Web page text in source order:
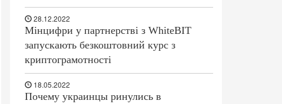
28.12.2022
Мінцифри у партнерстві з WhiteBIT
запускають безкоштовний курс з
криптограмотності
18.05.2022
Почему украинцы ринулись в